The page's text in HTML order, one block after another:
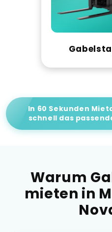
In 60 Sekunden
schnell das
Warum
mieten in